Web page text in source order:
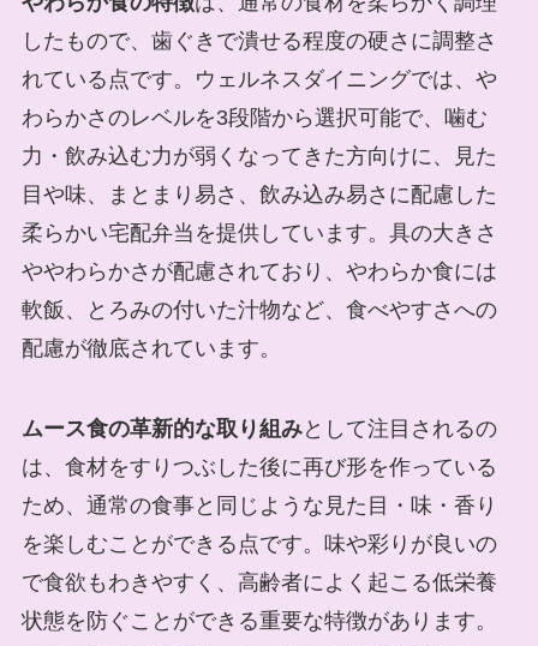
したもので、歯ぐきで潰せる程度の硬さに調整さ
れている点です。ウェルネスダイニングでは、や
わらかさのレベルを3段階から選択可能で、噛む
力・飲み込む力が弱くなってきた方向けに、見た
目や味、まとまり易さ、飲み込み易さに配慮した
柔らかい宅配弁当を提供しています。具の大きさ
ややわらかさが配慮されており、やわらか食には
軟飯、とろみの付いた汁物など、食べやすさへの
配慮が徹底されています。
ムース食の革新的な取り組みとして注目されるの
は、食材をすりつぶした後に再び形を作っている
ため、通常の食事と同じような見た目・味・香り
を楽しむことができる点です。味や彩りが良いの
で食欲もわきやすく、高齢者によく起こる低栄養
状態を防ぐことができる重要な特徴があります。